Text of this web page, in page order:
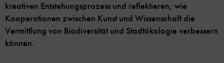
kreativen Entstehungsprozess und reflektieren, wie
Kooperationen zwischen Kunst und Wissenschaft die
Vermittlung von Biodiversität und Stadtökologie verbessern
können.